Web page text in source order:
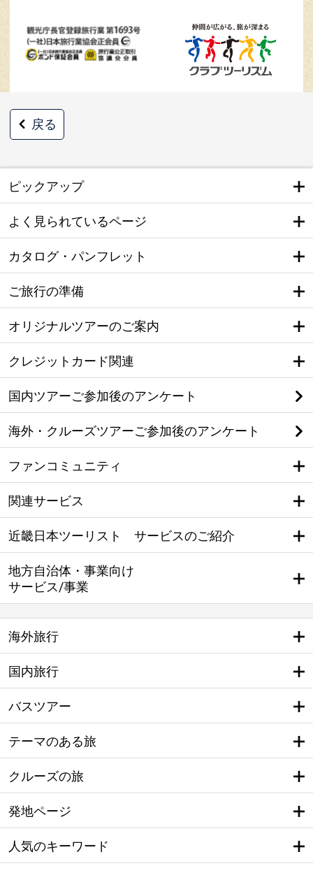
戻る
ピックアップ
よく見られているページ
カタログ・パンフレット
ご旅行の準備
オリジナルツアーのご案内
クレジットカード関連
国内ツアーご参加後のアンケート
海外・クルーズツアーご参加後のアンケート
ファンコミュニティ
関連サービス
近畿日本ツーリスト サービスのご紹介
地方自治体・事業向け
サービス/事業
海外旅行
国内旅行
バスツアー
テーマのある旅
クルーズの旅
発地ページ
人気のキーワード